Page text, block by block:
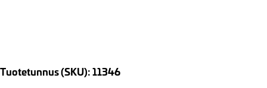
Tuotetunnus (SKU): 11346